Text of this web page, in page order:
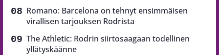
Romano: Barcelona on tehnyt ensimmäisen
virallisen tarjouksen Rodrista
The Athletic: Rodrin siirtosaagaan todellinen
yllätyskäänne